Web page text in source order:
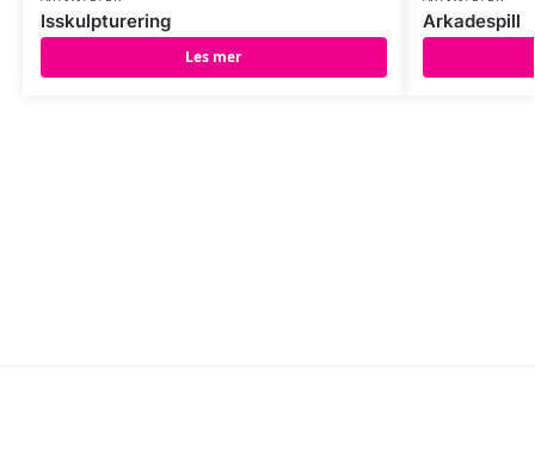
Isskulpturering
Les mer
Arkadespill